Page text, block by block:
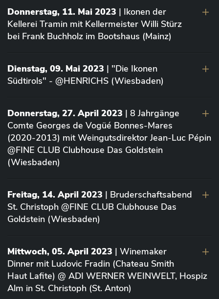
Donnerstag, 11. Mai 2023 | Ikonen der
Kellerei Tramin mit Kellermeister Willi Stürz
bei Frank Buchholz im Bootshaus (Mainz)
Dienstag, 09. Mai 2023 | "Die Ikonen
Südtirols" - @HENRICHS (Wiesbaden)
Donnerstag, 27. April 2023 | 8 Jahrgänge
Comte Georges de Vogüé Bonnes-Mares
(2020-2013) mit Weingutsdirektor Jean-Luc Pépin
@FINE CLUB Clubhouse Das Goldstein
(Wiesbaden)
Freitag, 14. April 2023 | Bruderschaftsabend
St. Christoph @FINE CLUB Clubhouse Das
Goldstein (Wiesbaden)
Mittwoch, 05. April 2023 | Winemaker
Dinner mit Ludovic Fradin (Chateau Smith
Haut Lafite) @ ADI WERNER WEINWELT, Hospiz
Alm in St. Christoph (St. Anton)